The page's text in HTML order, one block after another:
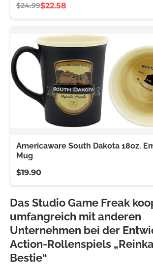
$24.99$22.58
Americaware South Dakota 18oz.
Mug
$19.90
Das Studio Game Freak
umfangreich mit anderen
Unternehmen bei der
Action-Rollenspiels
Bestie“